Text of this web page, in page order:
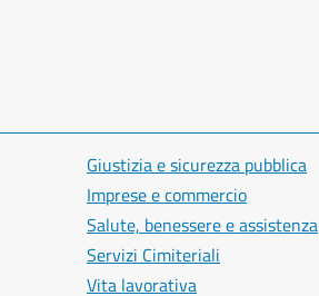
Giustizia e sicurezza pubblica
Imprese e commercio
Salute, benessere e assistenza
Servizi Cimiteriali
Vita lavorativa